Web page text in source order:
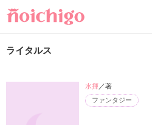
ライタルス
ファンタジー
水揮／著